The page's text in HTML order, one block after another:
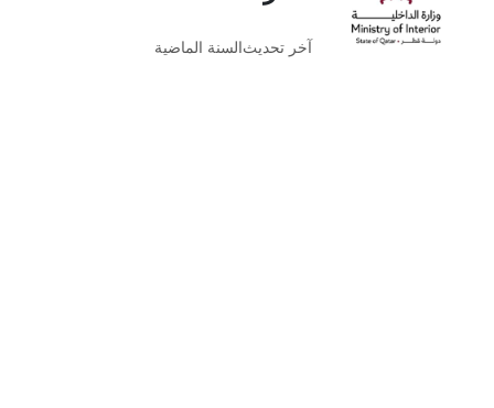
آخر تحديث السنة الماضية